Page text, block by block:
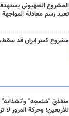
المشروع الصهيوني يستهدف
تعيد رسم معادلة المواجهة
مشروع كسر إيران قد
منفذَيّ "شلمجه" و"تشذابة"
للأربعين؛ وحركة المرور لا